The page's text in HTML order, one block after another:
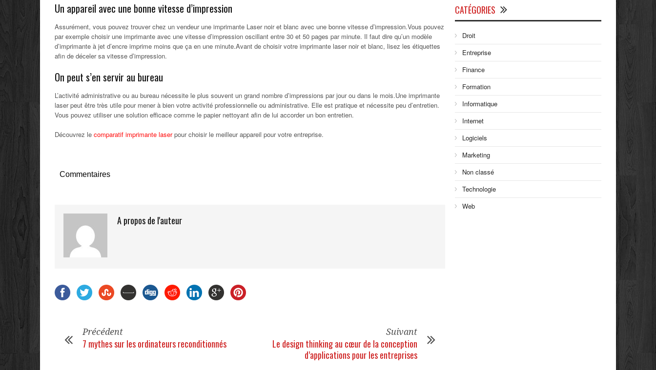
Un appareil avec une bonne vitesse d’impression
Assurément, vous pouvez trouver chez un vendeur une imprimante Laser noir et blanc avec une bonne vitesse d’impression.Vous pouvez
par exemple choisir une imprimante avec une vitesse d’impression oscillant entre 30 et 50 pages par minute. Il faut dire qu’un modèle
d’imprimante à jet d’encre imprime moins que ça en une minute.Avant de choisir votre imprimante laser noir et blanc, lisez les étiquettes
afin de déceler sa vitesse d’impression.
On peut s’en servir au bureau
L’activité administrative ou au bureau nécessite le plus souvent un grand nombre d’impressions par jour ou dans le mois.Une imprimante
laser peut être très utile pour mener à bien votre activité professionnelle ou administrative. Elle est pratique et nécessite peu d’entretien.
Vous pouvez utiliser une solution efficace comme le papier nettoyant afin de lui accorder un bon entretien.
Découvrez le comparatif imprimante laserpour choisir le meilleur appareil pour votre entreprise.
Commentaires
A propos de l'auteur
Précédent
7 mythes sur les ordinateurs reconditionnés
Suivant
Le design thinking au cœur de la conception
d’applications pour les entreprises
CATÉGORIES
Droit
Entreprise
Finance
Formation
Informatique
Internet
Logiciels
Marketing
Non classé
Technologie
Web